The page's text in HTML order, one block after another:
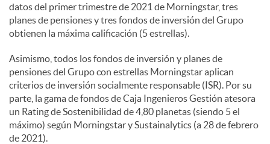
datos del primer trimestre de 2021 de Morningstar, tres
planes de pensiones y tres fondos de inversión del Grupo
obtienen la máxima calificación (5 estrellas).
Asimismo, todos los fondos de inversión y planes de
pensiones del Grupo con estrellas Morningstar aplican
criterios de inversión socialmente responsable (ISR). Por su
parte, la gama de fondos de Caja Ingenieros Gestión atesora
un Rating de Sostenibilidad de 4,80 planetas (siendo 5 el
máximo) según Morningstar y Sustainalytics (a 28 de febrero
de 2021).